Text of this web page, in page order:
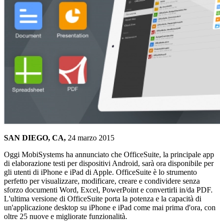
SAN DIEGO, CA, 24 marzo 2015
Oggi MobiSystems ha annunciato che OfficeSuite, la principale app
di elaborazione testi per dispositivi Android, sarà ora disponibile per
gli utenti di iPhone e iPad di Apple. OfficeSuite è lo strumento
perfetto per visualizzare, modificare, creare e condividere senza
sforzo documenti Word, Excel, PowerPoint e convertirli in/da PDF.
L'ultima versione di OfficeSuite porta la potenza e la capacità di
un'applicazione desktop su iPhone e iPad come mai prima d'ora, con
oltre 25 nuove e migliorate funzionalità.